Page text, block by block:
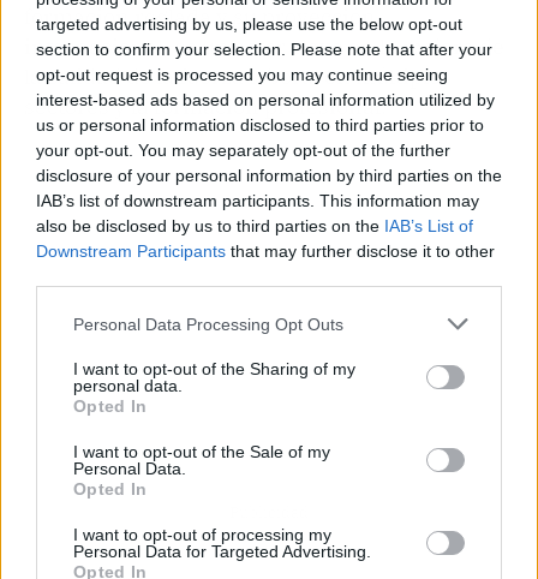
targeted advertising by us, please use the below opt-out
section to confirm your selection. Please note that after your
opt-out request is processed you may continue seeing
interest-based ads based on personal information utilized by
us or personal information disclosed to third parties prior to
your opt-out. You may separately opt-out of the further
disclosure of your personal information by third parties on the
IAB’s list of downstream participants. This information may
also be disclosed by us to third parties on the IAB’s List of
Downstream Participants that may further disclose it to other
Personal Data Processing Opt Outs
I want to opt-out of the Sharing of my
personal data.
Opted In
I want to opt-out of the Sale of my
Personal Data.
Opted In
I want to opt-out of processing my
Personal Data for Targeted Advertising.
Opted In
formación reglada y su proyección
internacional, es un actor clave en la mejora de
la calidad de la fuerza laboral en múltiples
sectores y la formación profesional.